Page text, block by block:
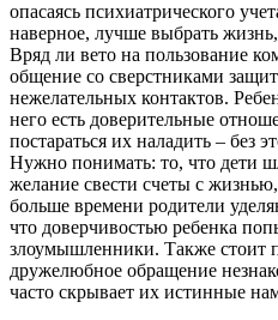
опасаясь психиатрического
наверное, лучше выбрать
Вряд ли вето на пользование
общение со сверстниками
нежелательных контактов.
него есть доверительные
постараться их наладить – без
Нужно понимать: то, что дети
желание свести счеты с
больше времени родители
что доверчивостью ребенка
злоумышленники. Также стоит
дружелюбное обращение
часто скрывает их истинные